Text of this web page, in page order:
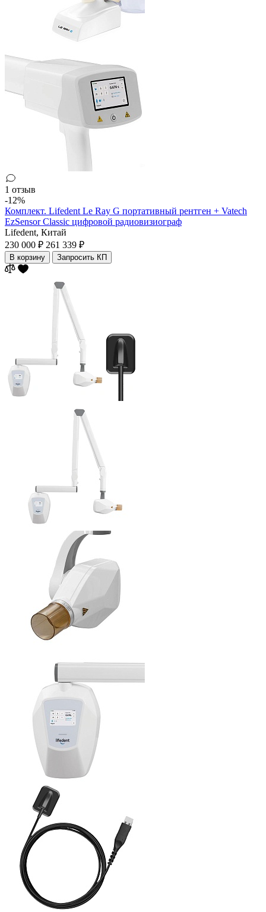
1 отзыв
-12%
Комплект. Lifedent Le Ray G портативный рентген + Vatech
EzSensor Classic цифровой радиовизиограф
Lifedent, Китай
230 000 ₽ 261 339 ₽
В корзину Запросить КП